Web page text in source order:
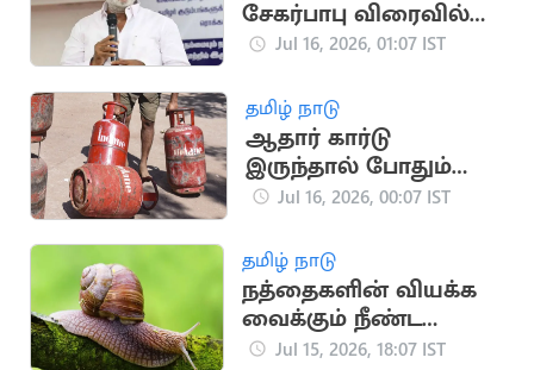
சேகர்பாபு விரைவில்
கைது..? லஞ்ச
நடவடிக்கை
Jul 16, 2026, 01:07 IST
தமிழ் நாடு
ஆதார் கார்டு
இருந்தால் போதும்
இலவச சிலிண்டர்
Jul 16, 2026, 00:07 IST
தமிழ் நாடு
நத்தைகளின் வியக்க
வைக்கும் நீண்ட
ஆயுள் கால
Jul 15, 2026, 18:07 IST